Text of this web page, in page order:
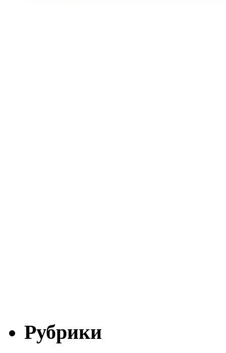
Рубрики